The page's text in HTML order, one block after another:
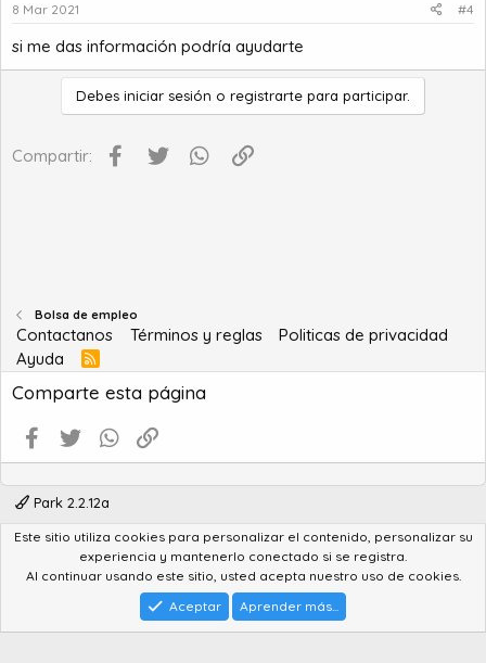
8 Mar 2021 #4
si me das información podría ayudarte
Debes iniciar sesión o registrarte para participar.
Compartir: Facebook
Twitter WhatsApp
Bolsa de empleo
Contactanos Términos y reglas
Politicas de privacidad
Ayuda
R
S
S
Comparte esta página
Facebook
Twitter WhatsApp
Park 2.2.12a
Community platform by XenForo® © 2010-2022 XenForo Ltd.
Advanced Forum Stats by AddonFlare - Premium XF2 Addons
Feedback SystembyXenCentral.com
StylesFactory.pl
Este sitio utiliza cookies para personalizar el contenido, personalizar su
experiencia y mantenerlo conectado si se registra.
Al continuar usando este sitio, usted acepta nuestro uso de cookies.
Aceptar
Aprender más...